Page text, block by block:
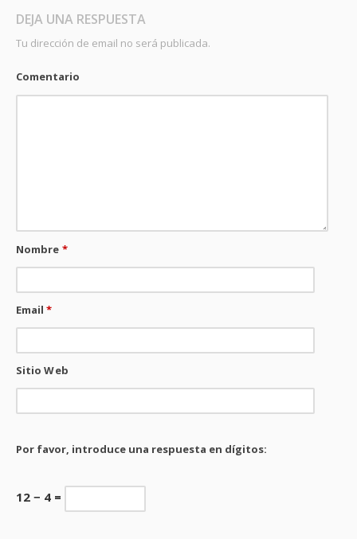
DEJA UNA RESPUESTA
Tu dirección de email no será publicada.
Comentario
Nombre *
Email*
Sitio Web
Por favor, introduce una respuesta en dígitos:
12 − 4 =